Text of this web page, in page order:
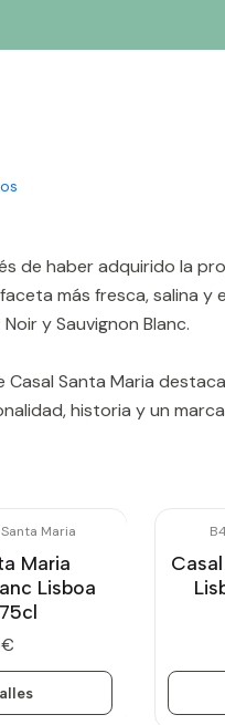
de un paisaje
de haber adquirido la
más fresca, salina
y Sauvignon Blanc.
Casal Santa Maria
historia y un
Maria
Maria
Lisboa